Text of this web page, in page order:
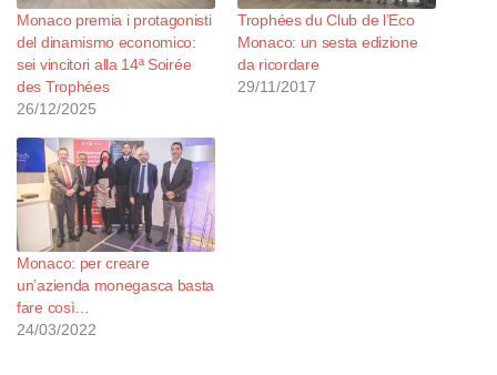
Monaco premia i protagonisti
del dinamismo economico:
sei vincitori alla 14ª Soirée
des Trophées
26/12/2025
Trophées du Club de l’Eco
Monaco: un sesta edizione
da ricordare
29/11/2017
Monaco: per creare
un’azienda monegasca basta
fare così…
24/03/2022